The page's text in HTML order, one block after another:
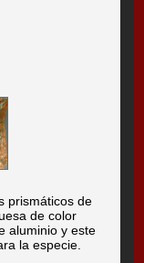
prismáticos de
de color
aluminio y este
la especie.